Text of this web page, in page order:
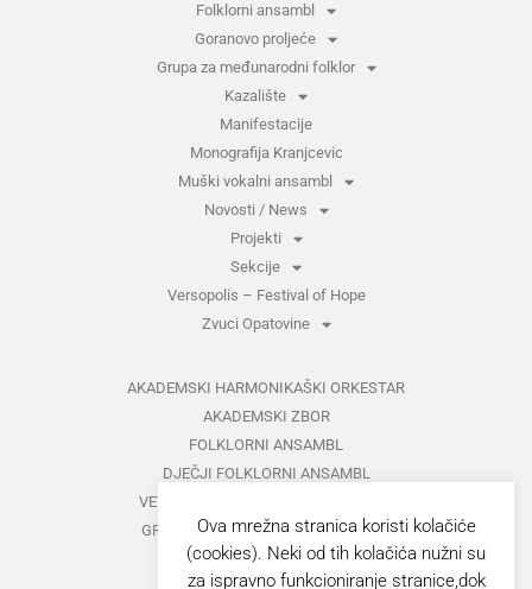
Folklorni ansambl
Goranovo proljeće
Grupa za međunarodni folklor
Kazalište
Manifestacije
Monografija Kranjcevic
Muški vokalni ansambl
Novosti / News
Projekti
Sekcije
Versopolis – Festival of Hope
Zvuci Opatovine
AKADEMSKI HARMONIKAŠKI ORKESTAR
AKADEMSKI ZBOR
FOLKLORNI ANSAMBL
DJEČJI FOLKLORNI ANSAMBL
VETERANI FOLKLORNOG ANSAMBLA
GRUPA ZA MEĐUNARODNI FOLKLOR
KAZALIŠTE
Ova mrežna stranica koristi kolačiće
(cookies). Neki od tih kolačića nužni su
za ispravno funkcioniranje stranice,dok